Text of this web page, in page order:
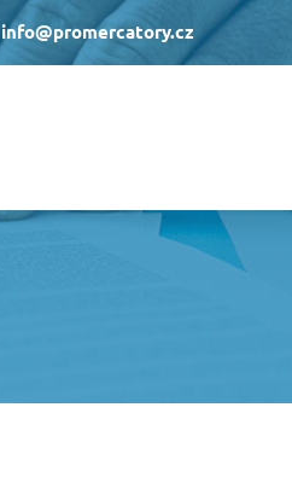
info@promercatory.cz